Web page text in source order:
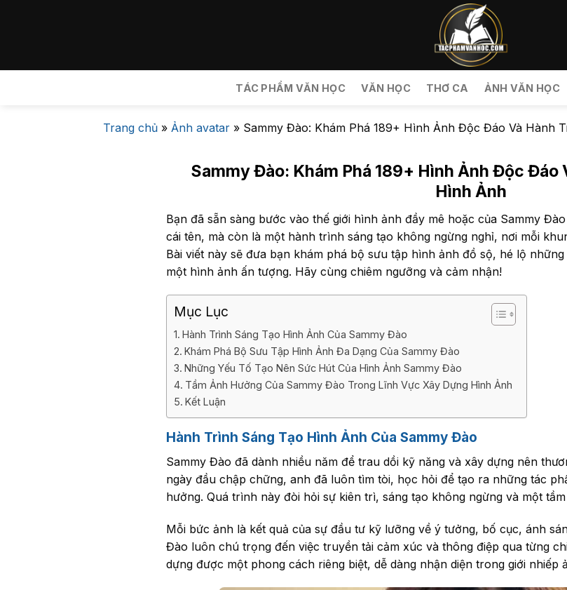
TÁC PHẨM VĂN HỌC VĂN HỌC THƠ CA ẢNH VĂN HỌC
Trang chủ » Ảnh avatar » Sammy Đào: Khám Phá 189+ Hình Ảnh Độc Đáo Và Hành
Sammy Đào: Khám Phá 189+ Hình Ảnh Độc Đáo
Hình Ảnh
Bạn đã sẵn sàng bước vào thế giới hình ảnh đầy mê hoặc của Sammy
cái tên, mà còn là một hành trình sáng tạo không ngừng nghỉ, nơi mỗi
Bài viết này sẽ đưa bạn khám phá bộ sưu tập hình ảnh đồ sộ, hé lộ
một hình ảnh ấn tượng. Hãy cùng chiêm ngưỡng và cảm nhận!
Mục Lục
Hành Trình Sáng Tạo Hình Ảnh Của Sammy Đào
Khám Phá Bộ Sưu Tập Hình Ảnh Đa Dạng Của Sammy Đào
Những Yếu Tố Tạo Nên Sức Hút Của Hình Ảnh Sammy Đào
Tầm Ảnh Hưởng Của Sammy Đào Trong Lĩnh Vực Xây Dựng Hình Ảnh
Kết Luận
Hành Trình Sáng Tạo Hình Ảnh Của Sammy Đào
Sammy Đào đã dành nhiều năm để trau dồi kỹ năng và xây dựng nên
ngày đầu chập chững, anh đã luôn tìm tòi, học hỏi để tạo ra những tác
hưởng. Quá trình này đòi hỏi sự kiên trì, sáng tạo không ngừng và một
Mỗi bức ảnh là kết quả của sự đầu tư kỹ lưỡng về ý tưởng, bố cục, ánh
Đào luôn chú trọng đến việc truyền tải cảm xúc và thông điệp qua từng
dựng được một phong cách riêng biệt, dễ dàng nhận diện trong giới nhiếp